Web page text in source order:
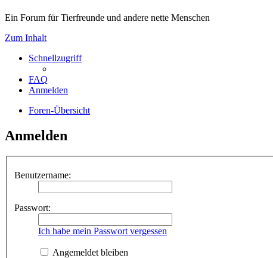
Ein Forum für Tierfreunde und andere nette Menschen
Zum Inhalt
Schnellzugriff
FAQ
Anmelden
Foren-Übersicht
Anmelden
Benutzername:
Passwort:
Ich habe mein Passwort vergessen
Angemeldet bleiben